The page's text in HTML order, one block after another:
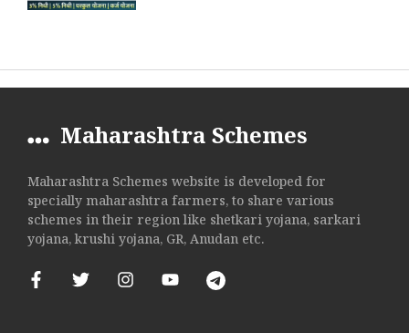
Maharashtra Schemes
Maharashtra Schemes website is developed for
specially maharashtra farmers, to share various
schemes in their region like shetkari yojana, sarkari
yojana, krushi yojana, GR, Anudan etc.